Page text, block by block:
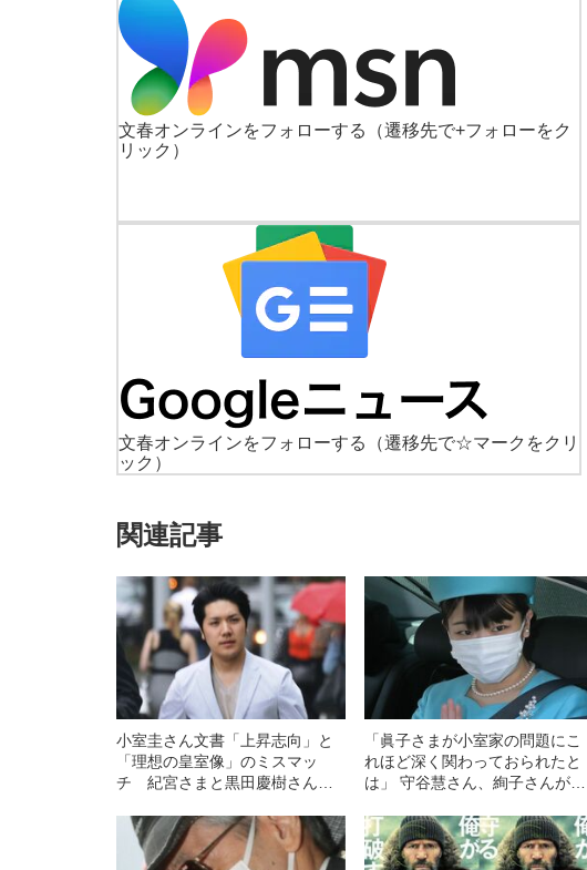
文春オンラインをフォローする
（遷移先で+フォローをク
リック）
文春オンラインをフォローする
（遷移先で☆マークをクリ
ック）
関連記事
小室圭さん文書「上昇志向」と
「理想の皇室像」のミスマッ
チ 紀宮さまと黒田慶樹さんの
「眞子さまが小室家の問題にこ
れほど深く関わっておられたと
は」 守谷慧さん、絢子さんが語